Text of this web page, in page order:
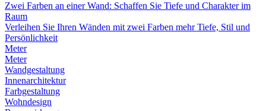
Zwei Farben an einer Wand: Schaffen Sie Tiefe und Charakter im
Raum
Verleihen Sie Ihren Wänden mit zwei Farben mehr Tiefe, Stil und
Persönlichkeit
Meter
Meter
Wandgestaltung
Innenarchitektur
Farbgestaltung
Wohndesign